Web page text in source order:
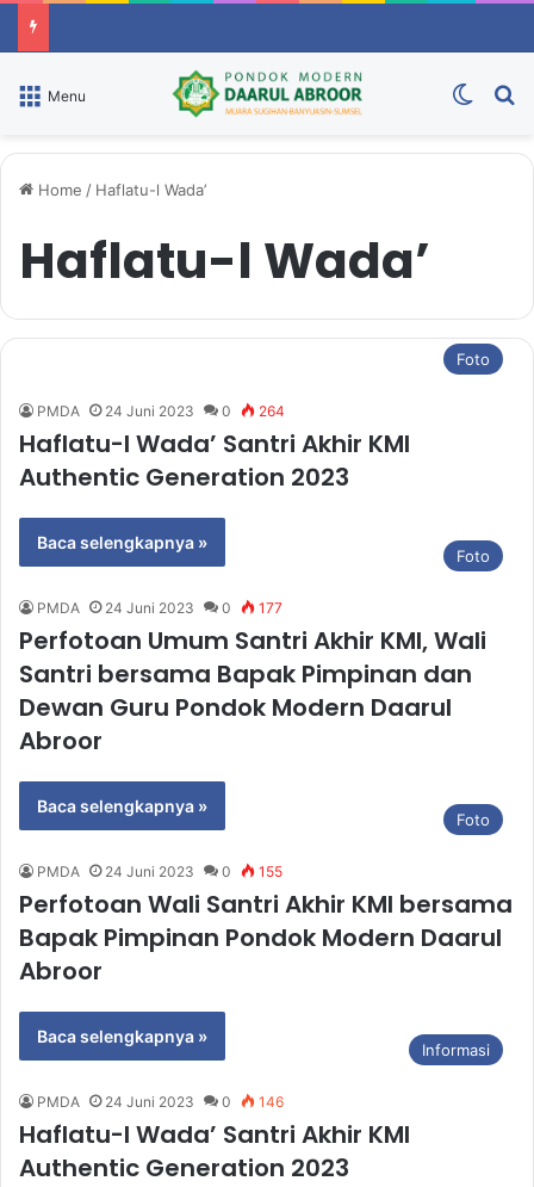
Menu
Home / Haflatu-l Wada’
Haflatu-l Wada’
Foto
PMDA 24 Juni 2023 0 264
Haflatu-l Wada’ Santri Akhir KMI
Authentic Generation 2023
Baca selengkapnya »
Foto
PMDA 24 Juni 2023 0 177
Perfotoan Umum Santri Akhir KMI, Wali
Santri bersama Bapak Pimpinan dan
Dewan Guru Pondok Modern Daarul
Abroor
Baca selengkapnya »
Foto
PMDA 24 Juni 2023 0 155
Perfotoan Wali Santri Akhir KMI bersama
Bapak Pimpinan Pondok Modern Daarul
Abroor
Baca selengkapnya »
Informasi
PMDA 24 Juni 2023 0 146
Haflatu-l Wada’ Santri Akhir KMI
Authentic Generation 2023